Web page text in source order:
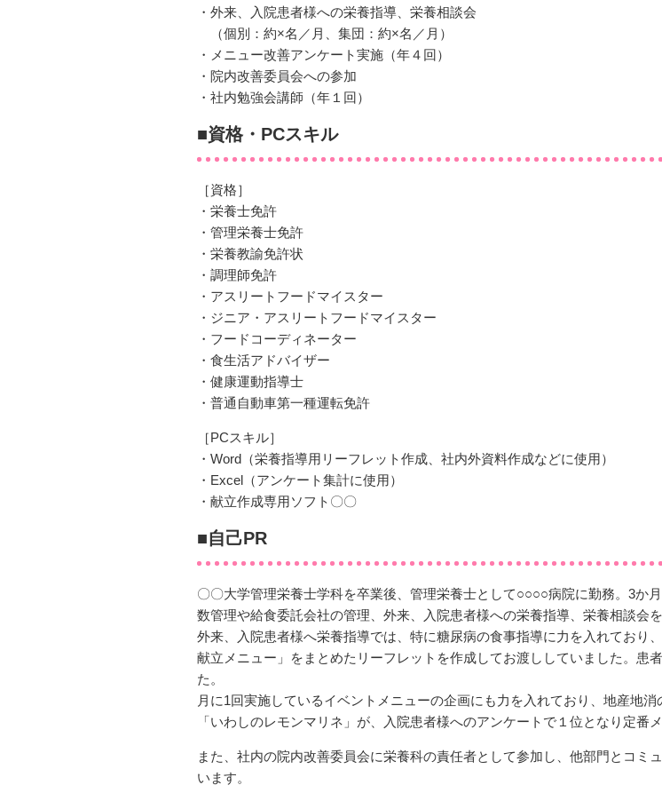
・外来、入院患者様への栄養指導、栄養相談会
（個別：約×名／月、集団：約×名／月）
・メニュー改善アンケート実施（年４回）
・院内改善委員会への参加
・社内勉強会講師（年１回）
■資格・PCスキル
［資格］
・栄養士免許
・管理栄養士免許
・栄養教諭免許状
・調理師免許
・アスリートフードマイスター
・ジニア・アスリートフードマイスター
・フードコーディネーター
・食生活アドバイザー
・健康運動指導士
・普通自動車第一種運転免許
［PCスキル］
・Word（栄養指導用リーフレット作成、社内外資料作成などに使用）
・Excel（アンケート集計に使用）
・献立作成専用ソフト〇〇
■自己PR
〇〇大学管理栄養士学科を卒業後、管理栄養士として○○○○病院に勤務。3か
数管理や給食委託会社の管理、外来、入院患者様への栄養指導、栄養相談会
外来、入院患者様へ栄養指導では、特に糖尿病の食事指導に力を入れており
献立メニュー」をまとめたリーフレットを作成してお渡ししていました。患
た。
月に1回実施しているイベントメニューの企画にも力を入れており、地産地
「いわしのレモンマリネ」が、入院患者様へのアンケートで１位となり定番
また、社内の院内改善委員会に栄養科の責任者として参加し、他部門とコミ
います。